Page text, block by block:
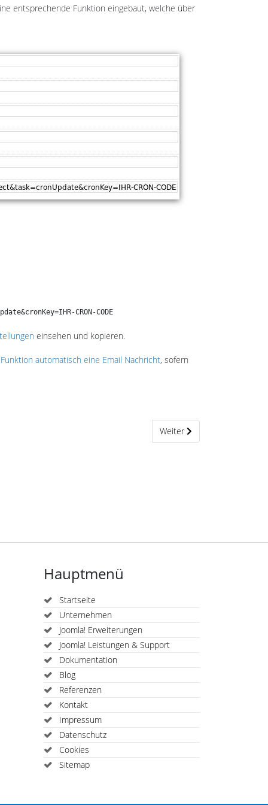
entsprechende Funktion eingebaut, welche über
CRON-CODE
einsehen und kopieren.
automatisch eine Email Nachricht, sofern
Nächster Beitrag: IPN
Weiter
Hauptmenü
Startseite
Unternehmen
Joomla! Erweiterungen
Joomla! Leistungen & Support
Dokumentation
Blog
Referenzen
Kontakt
Impressum
Datenschutz
Cookies
Sitemap